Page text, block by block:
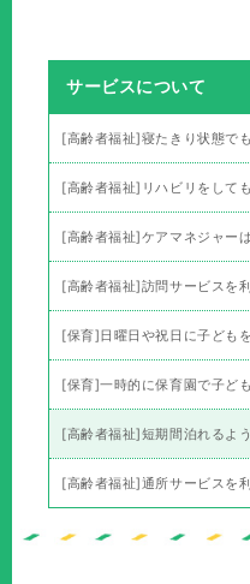
サービスについて
[高齢者福祉]寝たきり状態で
[高齢者福祉]リハビリをして
[高齢者福祉]ケアマネジャー
[高齢者福祉]訪問サービスを
[保育]日曜日や祝日に子ども
[保育]一時的に保育園で子ど
[高齢者福祉]短期間泊れるよ
[高齢者福祉]通所サービスを